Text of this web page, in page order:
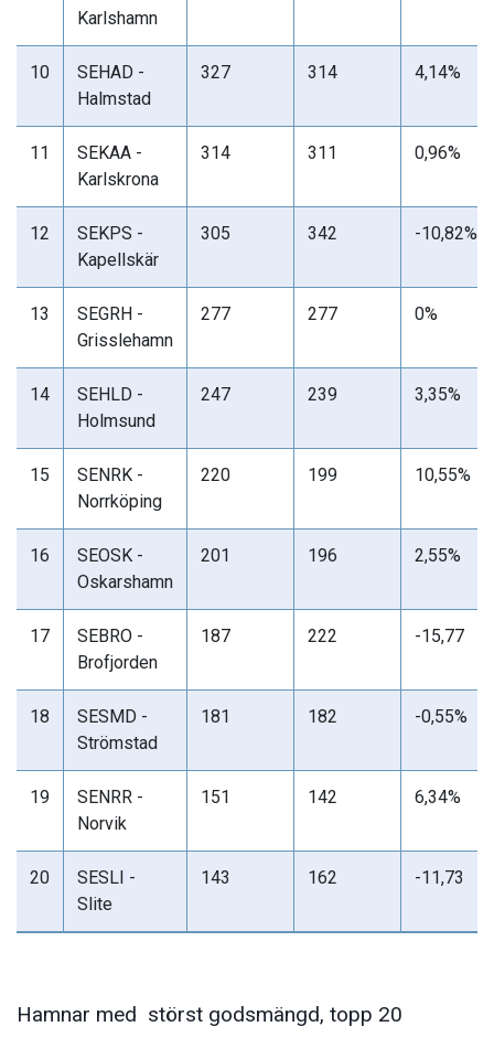
Karlshamn
10
SEHAD -
Halmstad
327 314 4,14%
11
SEKAA -
Karlskrona
314 311 0,96%
12
SEKPS -
Kapellskär
305 342 -10,82%
13
SEGRH -
Grisslehamn
277 277 0%
14
SEHLD -
Holmsund
247 239 3,35%
15
SENRK -
Norrköping
220 199 10,55%
16
SEOSK -
Oskarshamn
201 196 2,55%
17
SEBRO -
Brofjorden
187 222 -15,77
18
SESMD -
Strömstad
181 182 -0,55%
19
SENRR -
Norvik
151 142 6,34%
20
SESLI -
Slite
143 162 -11,73
Hamnar med störst godsmängd, topp 20